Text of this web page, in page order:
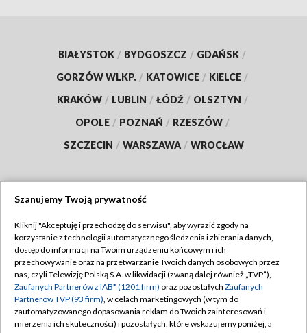
BIAŁYSTOK / BYDGOSZCZ / GDAŃSK /
GORZÓW WLKP. / KATOWICE / KIELCE /
KRAKÓW / LUBLIN / ŁÓDŹ / OLSZTYN /
OPOLE / POZNAŃ / RZESZÓW /
SZCZECIN / WARSZAWA / WROCŁAW
TVP
Abonament TVP
Emisja w TVP
Centrum informacji TVP
Naziemna Telewizja Cyfrowa
Regulamin TVP
Polityka prywatności
Moje zgody
Szanujemy Twoją prywatność
Kliknij "Akceptuję i przechodzę do serwisu", aby wyrazić zgody na
korzystanie z technologii automatycznego śledzenia i zbierania danych,
dostęp do informacji na Twoim urządzeniu końcowym i ich
przechowywanie oraz na przetwarzanie Twoich danych osobowych przez
nas, czyli Telewizję Polską S.A. w likwidacji (zwaną dalej również „TVP”),
Zaufanych Partnerów z IAB* (1201 firm) oraz pozostałych Zaufanych
Partnerów TVP (93 firm), w celach marketingowych (w tym do
zautomatyzowanego dopasowania reklam do Twoich zainteresowań i
mierzenia ich skuteczności) i pozostałych, które wskazujemy poniżej, a